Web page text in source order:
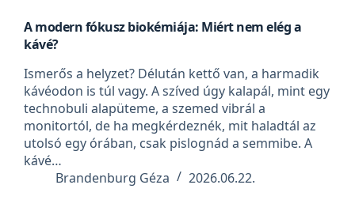
A modern fókusz biokémiája: Miért nem elég a
kávé?
Ismerős a helyzet? Délután kettő van, a harmadik
kávéodon is túl vagy. A szíved úgy kalapál, mint egy
technobuli alapüteme, a szemed vibrál a
monitortól, de ha megkérdeznék, mit haladtál az
utolsó egy órában, csak pislognád a semmibe. A
kávé…
Brandenburg Géza
2026.06.22.